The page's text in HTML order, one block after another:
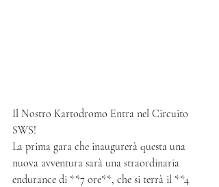
Il Nostro Kartodromo Entra nel Circuito
SWS!
La prima gara che inaugurerà questa una
nuova avventura sarà una straordinaria
endurance di **7 ore**, che si terrà il **4